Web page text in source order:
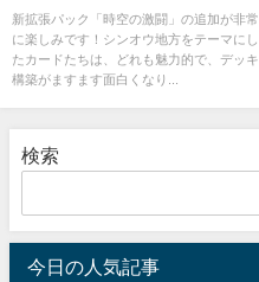
新拡張パック「時空の激闘」の追加が非常
に楽しみです！シンオウ地方をテーマにし
たカードたちは、どれも魅力的で、デッキ
構築がますます面白くなり...
検索
今日の人気記事